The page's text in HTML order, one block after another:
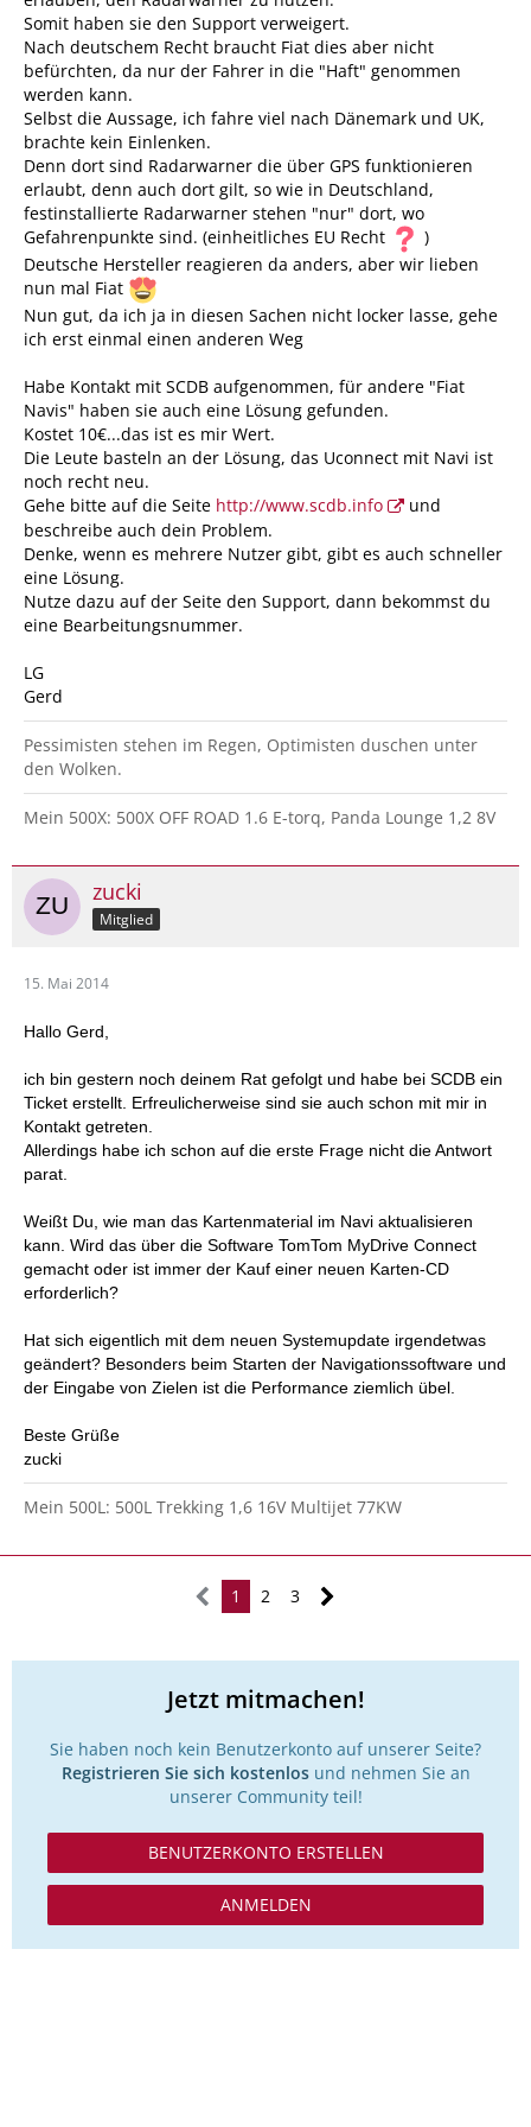
Somit haben sie den Support verweigert.
Nach deutschem Recht braucht Fiat dies aber nicht
befürchten, da nur der Fahrer in die "Haft" genommen
werden kann.
Selbst die Aussage, ich fahre viel nach Dänemark und UK,
brachte kein Einlenken.
Denn dort sind Radarwarner die über GPS funktionieren
erlaubt, denn auch dort gilt, so wie in Deutschland,
festinstallierte Radarwarner stehen "nur" dort, wo
Gefahrenpunkte sind. (einheitliches EU Recht
)
Deutsche Hersteller reagieren da anders, aber wir lieben
nun mal Fiat
Nun gut, da ich ja in diesen Sachen nicht locker lasse, gehe
ich erst einmal einen anderen Weg
Habe Kontakt mit SCDB aufgenommen, für andere "Fiat
Navis" haben sie auch eine Lösung gefunden.
Kostet 10€...das ist es mir Wert.
Die Leute basteln an der Lösung, das Uconnect mit Navi ist
noch recht neu.
Gehe bitte auf die Seite http://www.scdb.info
und
beschreibe auch dein Problem.
Denke, wenn es mehrere Nutzer gibt, gibt es auch schneller
eine Lösung.
Nutze dazu auf der Seite den Support, dann bekommst du
eine Bearbeitungsnummer.
LG
Gerd
Pessimisten stehen im Regen, Optimisten duschen unter
den Wolken.
Mein 500X: 500X OFF ROAD 1.6 E-torq, Panda Lounge 1,2 8V
zucki
Mitglied
15. Mai 2014
Hallo Gerd,
ich bin gestern noch deinem Rat gefolgt und habe bei SCDB ein
Ticket erstellt. Erfreulicherweise sind sie auch schon mit mir in
Kontakt getreten.
Allerdings habe ich schon auf die erste Frage nicht die Antwort
parat.
Weißt Du, wie man das Kartenmaterial im Navi aktualisieren
kann. Wird das über die Software TomTom MyDrive Connect
gemacht oder ist immer der Kauf einer neuen Karten-CD
erforderlich?
Hat sich eigentlich mit dem neuen Systemupdate irgendetwas
geändert? Besonders beim Starten der Navigationssoftware und
der Eingabe von Zielen ist die Performance ziemlich übel.
Beste Grüße
zucki
Mein 500L: 500L Trekking 1,6 16V Multijet 77KW
1 2 3
Jetzt mitmachen!
Sie haben noch kein Benutzerkonto auf unserer Seite?
Registrieren Sie sich kostenlosund nehmen Sie an
unserer Community teil!
BENUTZERKONTO ERSTELLEN
ANMELDEN